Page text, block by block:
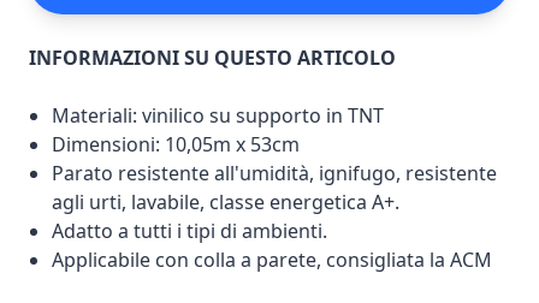
INFORMAZIONI SU QUESTO ARTICOLO
Materiali: vinilico su supporto in TNT
Dimensioni: 10,05m x 53cm
Parato resistente all'umidità, ignifugo, resistente
agli urti, lavabile, classe energetica A+.
Adatto a tutti i tipi di ambienti.
Applicabile con colla a parete, consigliata la ACM